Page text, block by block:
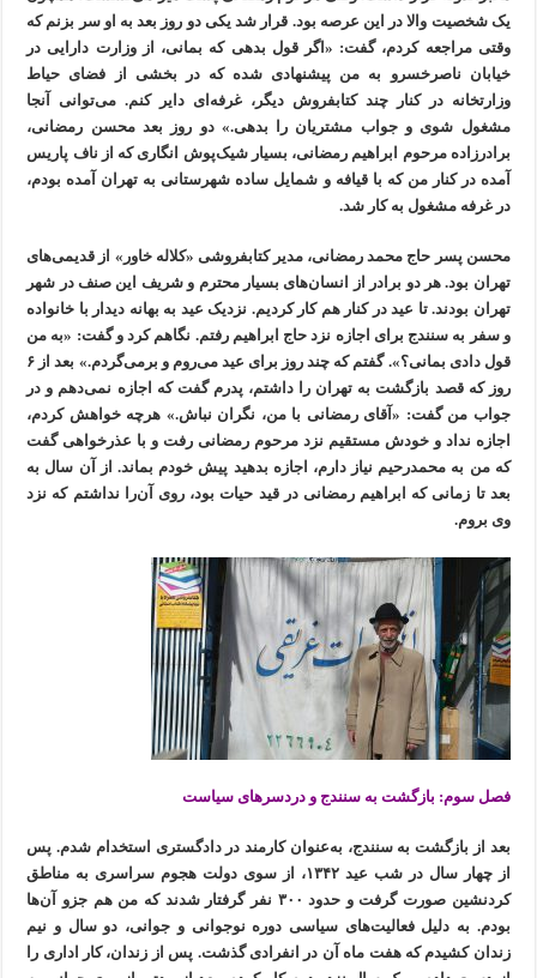
یک شخصیت والا در این عرصه بود. قرار شد یکی دو روز بعد به او سر بزنم که
وقتی مراجعه کردم، گفت: «اگر قول بدهی که بمانی، از وزارت دارایی در
خیابان ناصرخسرو به من پیشنهادی شده که در بخشی از فضای حیاط
وزارتخانه در کنار چند کتابفروش دیگر، غرفه‌ای دایر کنم. می‌توانی آنجا
مشغول شوی و جواب مشتریان را بدهی.» دو روز بعد محسن رمضانی،
برادرزاده مرحوم ابراهیم رمضانی، بسیار شیک‌پوش انگاری که از ناف پاریس
آمده در کنار من که با قیافه و شمایل ساده شهرستانی به تهران آمده بودم،
در غرفه مشغول به کار شد.
محسن پسر حاج محمد رمضانی، مدیر کتابفروشی «کلاله خاور» از قدیمی‌های
تهران بود. هر دو برادر از انسان‌های بسیار محترم و شریف این صنف در شهر
تهران بودند. تا عید در کنار هم کار کردیم. نزدیک عید به بهانه دیدار با خانواده
و سفر به سنندج برای اجازه نزد حاج ابراهیم رفتم. نگاهم کرد و گفت: «به من
قول دادی بمانی؟». گفتم که چند روز برای عید می‌روم و برمی‌گردم.» بعد از ۶
روز که قصد بازگشت به تهران را داشتم، پدرم گفت که اجازه نمی‌دهم و در
جواب من گفت: «آقای رمضانی با من، نگران نباش.» هرچه خواهش کردم،
اجازه نداد و خودش مستقیم نزد مرحوم رمضانی رفت و با عذرخواهی گفت
که من به محمدرحیم نیاز دارم، اجازه بدهید پیش خودم بماند. از آن سال به
بعد تا زمانی که ابراهیم رمضانی در قید حیات بود، روی آن‌را نداشتم که نزد
وی بروم.
فصل سوم: بازگشت به سنندج و دردسرهای سیاست
بعد از بازگشت به سنندج، به‌عنوان کارمند در دادگستری استخدام شدم. پس
از چهار سال در شب عید ۱۳۴۲، از سوی دولت هجوم سراسری به مناطق
کردنشین صورت گرفت و حدود ۳۰۰ نفر گرفتار شدند که من هم جزو آن‌ها
بودم. به دلیل فعالیت‌های سیاسی دوره نوجوانی و جوانی، دو سال و نیم
زندان کشیدم که هفت ماه آن در انفرادی گذشت. پس از زندان، کار اداری را